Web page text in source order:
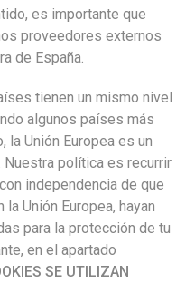
es importante que
proveedores externos
de España.
tienen un mismo nivel
algunos países más
Unión Europea es un
política es recurrir
independencia de que
Unión Europea, hayan
para la protección de tu
en el apartado
SE UTILIZAN